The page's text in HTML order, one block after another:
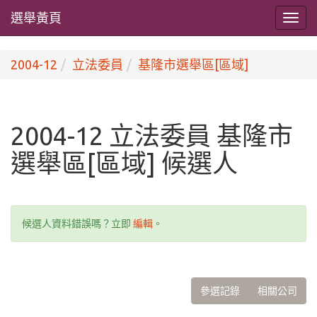
選舉黃頁
2004-12 立法委員 基隆市選舉區[區域]
2004-12 立法委員 基隆市
選舉區[區域] 候選人
候選人資料錯誤嗎？立即 編輯 。
參選記錄 相關公司